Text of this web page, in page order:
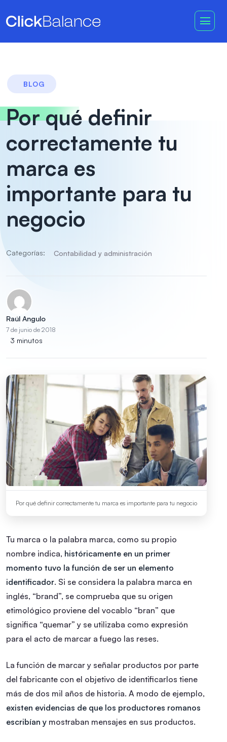
BLOG
Por qué definir
correctamente tu
marca es
importante para tu
negocio
Categorías: Contabilidad y administración
Raúl Angulo
7 de junio de 2018
3 minutos
Por qué definir correctamente tu marca es importante para tu negocio
Tu marca o la palabra marca, como su propio
nombre indica, históricamente en un primer
momento tuvo la función de ser un elemento
identificador. Si se considera la palabra marca en
inglés, “brand”, se comprueba que su origen
etimológico proviene del vocablo “bran” que
significa “quemar” y se utilizaba como expresión
para el acto de marcar a fuego las reses.
La función de marcar y señalar productos por parte
del fabricante con el objetivo de identificarlos tiene
más de dos mil años de historia. A modo de ejemplo,
existen evidencias de que los productores romanos
escribían y mostraban mensajes en sus productos.